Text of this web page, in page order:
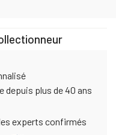
depuis plus de 40 ans
experts confirmés